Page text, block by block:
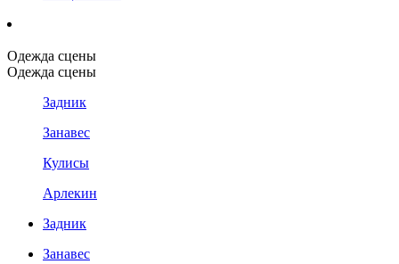
Одежда сцены
Одежда сцены
Задник
Занавес
Кулисы
Арлекин
Задник
Занавес